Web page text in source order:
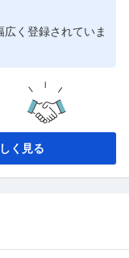
広く登録されていま
く見る